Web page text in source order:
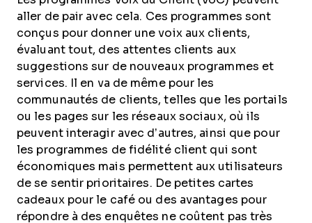
aller de pair avec cela. Ces programmes sont
conçus pour donner une voix aux clients,
évaluant tout, des attentes clients aux
suggestions sur de nouveaux programmes et
services. Il en va de même pour les
communautés de clients, telles que les portails
ou les pages sur les réseaux sociaux, où ils
peuvent interagir avec d’autres, ainsi que pour
les programmes de fidélité client qui sont
économiques mais permettent aux utilisateurs
de se sentir prioritaires. De petites cartes
cadeaux pour le café ou des avantages pour
répondre à des enquêtes ne coûtent pas très